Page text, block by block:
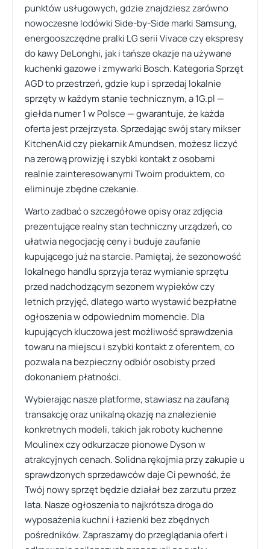
punktów usługowych, gdzie znajdziesz zarówno
nowoczesne lodówki Side-by-Side marki Samsung,
energooszczędne pralki LG serii Vivace czy ekspresy
do kawy DeLonghi, jak i tańsze okazje na używane
kuchenki gazowe i zmywarki Bosch. Kategoria Sprzęt
AGD to przestrzeń, gdzie kup i sprzedaj lokalnie
sprzęty w każdym stanie technicznym, a 1G.pl —
giełda numer 1 w Polsce — gwarantuje, że każda
oferta jest przejrzysta. Sprzedając swój stary mikser
KitchenAid czy piekarnik Amundsen, możesz liczyć
na zerową prowizję i szybki kontakt z osobami
realnie zainteresowanymi Twoim produktem, co
eliminuje zbędne czekanie.
Warto zadbać o szczegółowe opisy oraz zdjęcia
prezentujące realny stan techniczny urządzeń, co
ułatwia negocjację ceny i buduje zaufanie
kupującego już na starcie. Pamiętaj, że sezonowość
lokalnego handlu sprzyja teraz wymianie sprzętu
przed nadchodzącym sezonem wypieków czy
letnich przyjęć, dlatego warto wystawić bezpłatne
ogłoszenia w odpowiednim momencie. Dla
kupujących kluczowa jest możliwość sprawdzenia
towaru na miejscu i szybki kontakt z oferentem, co
pozwala na bezpieczny odbiór osobisty przed
dokonaniem płatności.
Wybierając nasze platforme, stawiasz na zaufaną
transakcję oraz unikalną okazję na znalezienie
konkretnych modeli, takich jak roboty kuchenne
Moulinex czy odkurzacze pionowe Dyson w
atrakcyjnych cenach. Solidna rękojmia przy zakupie u
sprawdzonych sprzedawców daje Ci pewność, że
Twój nowy sprzęt będzie działał bez zarzutu przez
lata. Nasze ogłoszenia to najkrótsza droga do
wyposażenia kuchni i łazienki bez zbędnych
pośredników. Zapraszamy do przeglądania ofert i